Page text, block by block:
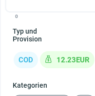
0
Typ und
Provision
COD 12.23EUR
Kategorien